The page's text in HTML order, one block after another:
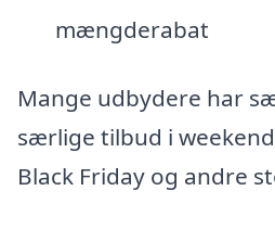
mængderabat
Mange udbydere har
særlige tilbud i
Black Friday og andre